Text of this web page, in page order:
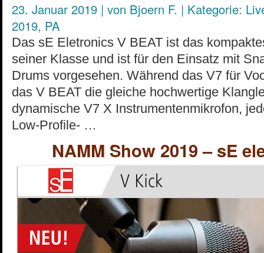
23. Januar 2019 | von Bjoern F. | Kategorie:
2019, PA
Das sE Eletronics V BEAT ist das
seiner Klasse und ist für den Einsatz mit
Drums vorgesehen. Während das V7 für
das V BEAT die gleiche hochwertige
dynamische V7 X Instrumentenmikrofon,
Low-Profile- …
NAMM Show 2019 – sE